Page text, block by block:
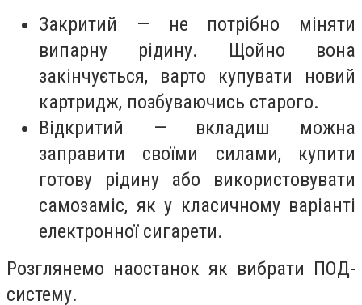
Закритий — не потрібно міняти
випарну рідину. Щойно вона
закінчується, варто купувати новий
картридж, позбуваючись старого.
Відкритий — вкладиш можна
заправити своїми силами, купити
готову рідину або використовувати
самозаміс, як у класичному варіанті
електронної сигарети.
Розглянемо наостанок як вибрати ПОД-
систему.